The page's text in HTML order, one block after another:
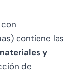
contiene las
y
de